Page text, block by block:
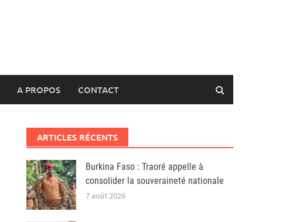
A PROPOS CONTACT
ARTICLES RÉCENTS
Burkina Faso : Traoré appelle à
consolider la souveraineté nationale
7 août 2026